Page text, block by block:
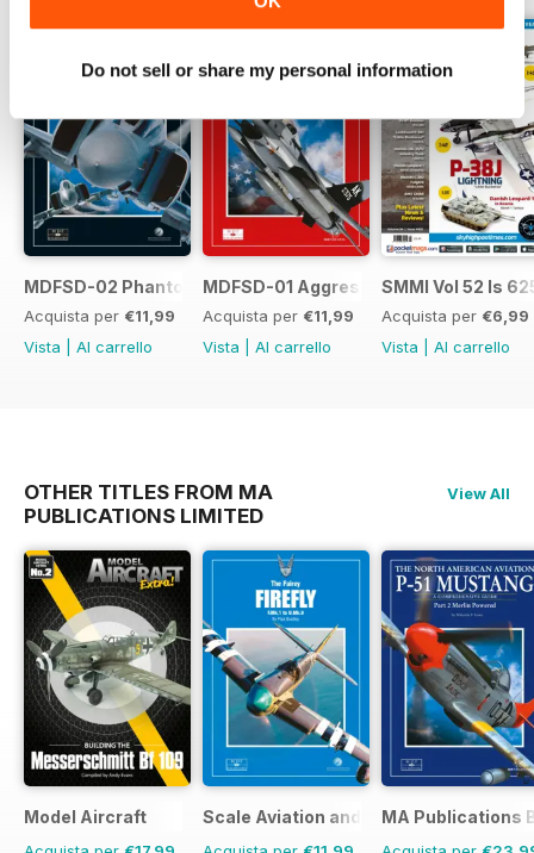
Do not sell or share my personal information
MDFSD-02 Phantom
Acquista per €11,99
Vista
Al carrello
MDFSD-01 Aggressors
Acquista per €11,99
Vista
Al carrello
SMMI Vol 52 Is
Acquista per €6,99
Vista
Al carrello
OTHER TITLES FROM MA
PUBLICATIONS LIMITED
View All
Model Aircraft Scale Aviation and Military Modeller
MA Publications